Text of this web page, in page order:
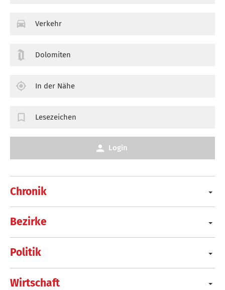
Chronik
Bezirke
Politik
Wirtschaft
Verkehr
Dolomiten
In der Nähe
Lesezeichen
Login